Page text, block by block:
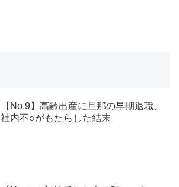
【No.9】高齢出産に旦那の早期退職、
社内不○がもたらした結末